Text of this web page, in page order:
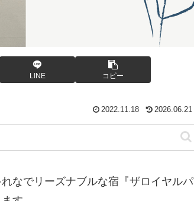
LINE コピー
2022.11.18 2026.06.21
なでリーズナブルな宿『ザロイヤルパ